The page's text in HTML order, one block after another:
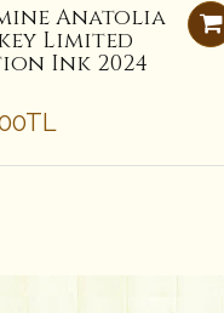
Anatolia
Limited
Ink 2024